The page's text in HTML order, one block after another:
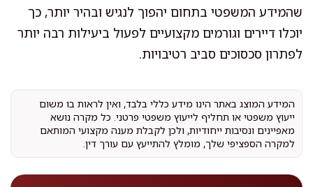
שהמידע המשפטי בתחום יהפוך לנגיש ובהיר יותר, כך
יוכלו דיירים וגורמים מקצועיים לפעול ביעילות רבה יותר
לפתרון סכסוכים סביב רטיבויות.
המידע המוצג באתר הינו מידע כללי בלבד, ואין לראות בו משום
ייעוץ משפטי או תחליף לייעוץ משפטי פרטני. כל מקרה נושא
מאפיינים ונסיבות ייחודיות, ולכן לקבלת מענה מקצועי המותאם
למקרה הספציפי שלך, מומלץ להתייעץ עם עורך דין.